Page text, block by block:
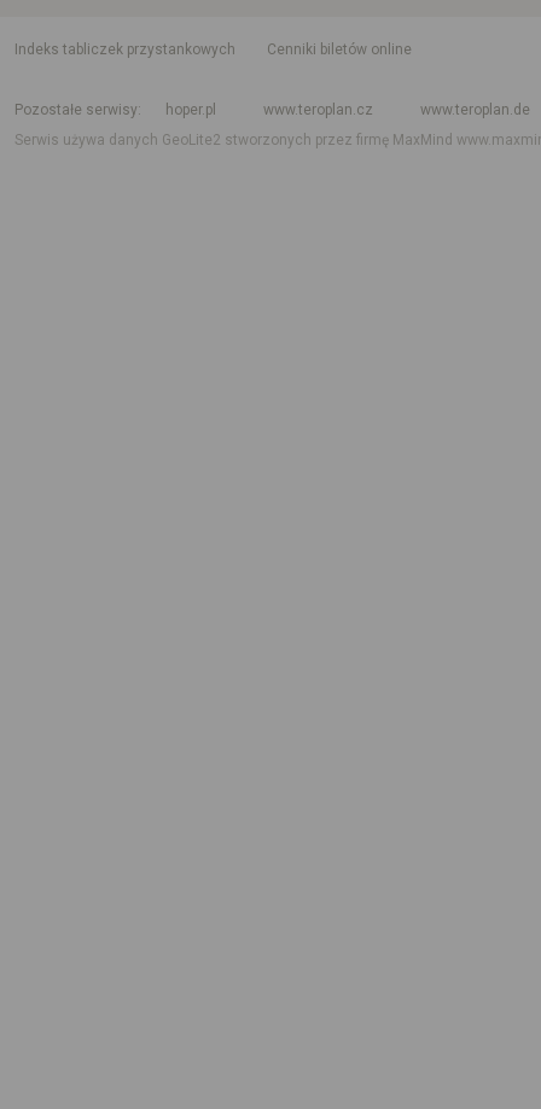
indeks tabliczek przystankowych
Cenniki biletów online
Pozostałe serwisy
hoper.pl www.teroplan.cz
www.teroplan.de
Serwis używa danych GeoLite2 stworzonych przez firmę MaxMind